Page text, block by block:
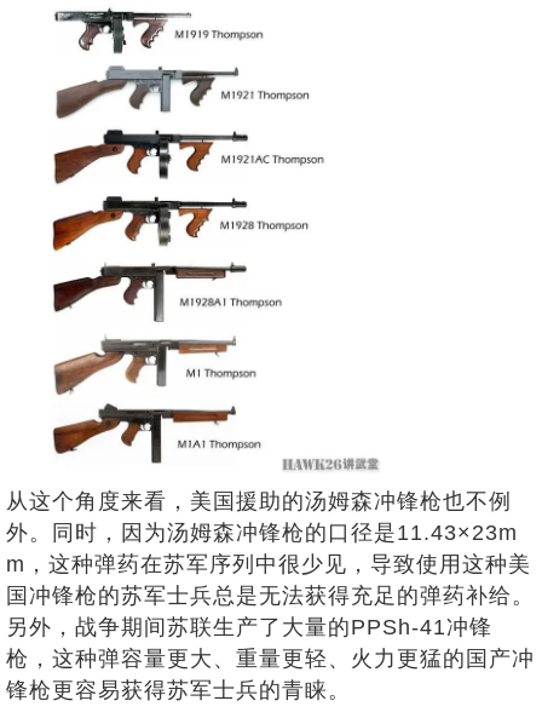
从这个角度来看，美国援助的汤姆森冲锋枪也不例
外。同时，因为汤姆森冲锋枪的口径是11.43×23m
m，这种弹药在苏军序列中很少见，导致使用这种美
国冲锋枪的苏军士兵总是无法获得充足的弹药补给。
另外，战争期间苏联生产了大量的PPSh-41冲锋
枪，这种弹容量更大、重量更轻、火力更猛的国产冲
锋枪更容易获得苏军士兵的青睐。